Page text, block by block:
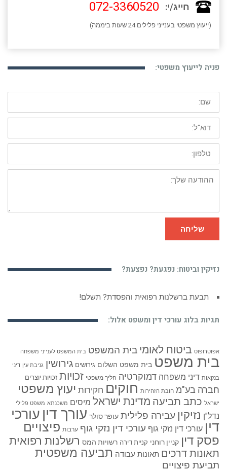
חייג/י: 072-3360520
(ייעוץ משפטי בענייני פלילים 24 שעות ביממה)
פניה לייעוץ משפטי:
שם:
דוא"ל:
טלפון:
ההודעה
שלך:
שליחה
נזיקין וביטוח: נפגעת? נפצעת?
תבעת ברשלנות רפואית והפסדת? תשלם!
תגיות בלוג עורכי דין ומשפט אלול:
אפוטרופוס ביטוח לאומי בית המשפט בית המשפט לענייני משפחה
בית משפט בית משפט השלום גירושים גירושין גניבת עין דיני
בנקאות דיני משפחה דמוקרטיה הליך משפטי זכויות זכויות יוצרים
חברה בע"מ חובת הזהירות חוקים חקירות יעוץ משפטי
ישראל כתב תביעה מדינת ישראל מיסים משכנתא משפט פלילי
נדל"ן נזיקין עבירה פלילית עופר סולר עורך דין עורכי
דין עורכי דין נזקי גוף עורכי דין נזקי גוף ערבות פיצויים
פסק דין קניין רוחני קניית דירה רשויות המס רשלנות רפואית
תאונות דרכים תאונות עבודה תביעה משפטית
תביעת פיצויים